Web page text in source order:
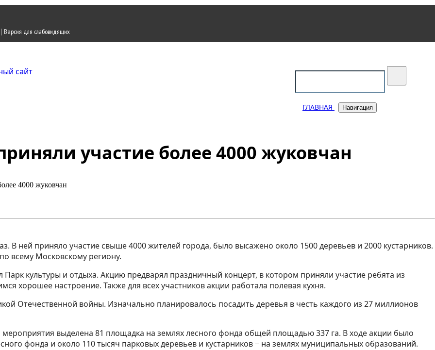
| Версия для слабовидящих
ГЛАВНАЯ Навигация
участие более 4000 жуковчан
4000 жуковчан
В ней приняло участие свыше 4000 жителей города, было высажено около 1500 деревьев и 2000 кустарников.
всему Московскому региону.
культуры и отдыха. Акцию предварял праздничный концерт, в котором приняли участие ребята из
хорошее настроение. Также для всех участников акции работала полевая кухня.
Отечественной войны. Изначально планировалось посадить деревья в честь каждого из 27 миллионов
мероприятия выделена 81 площадка на землях лесного фонда общей площадью 337 га. В ходе акции было
фонда и около 110 тысяч парковых деревьев и кустарников − на землях муниципальных образований.